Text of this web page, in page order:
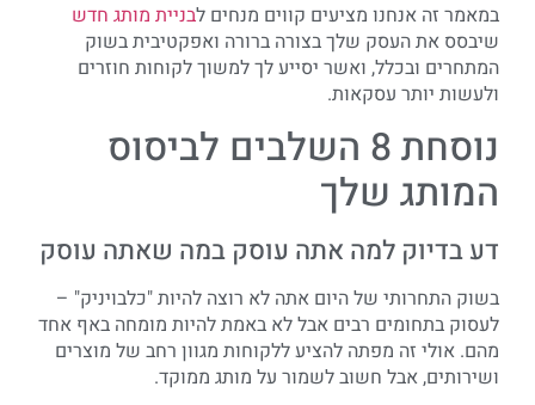
במאמר זה אנחנו מציעים קווים מנחים לבניית מותג חדש
שיבסס את העסק שלך בצורה ברורה ואפקטיבית בשוק
המתחרים ובכלל, ואשר יסייע לך למשוך לקוחות חוזרים
ולעשות יותר עסקאות.
נוסחת 8 השלבים לביסוס
המותג שלך
דע בדיוק למה אתה עוסק במה שאתה עוסק
בשוק התחרותי של היום אתה לא רוצה להיות "כלבויניק" –
לעסוק בתחומים רבים אבל לא באמת להיות מומחה באף אחד
מהם. אולי זה מפתה להציע ללקוחות מגוון רחב של מוצרים
ושירותים, אבל חשוב לשמור על מותג ממוקד.